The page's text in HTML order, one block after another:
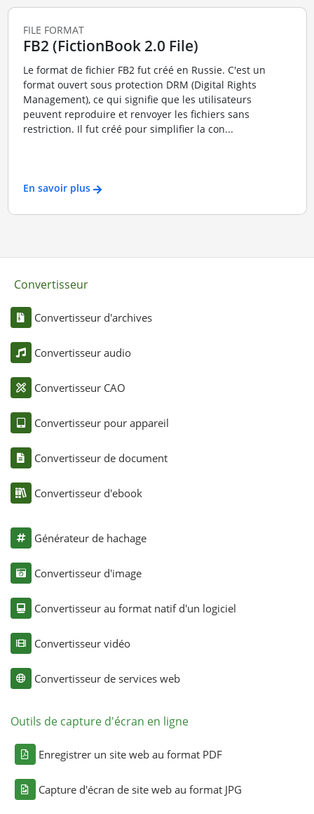
FILE FORMAT
FB2 (FictionBook 2.0 File)
Le format de fichier FB2 fut créé en Russie. C'est un
format ouvert sous protection DRM (Digital Rights
Management), ce qui signifie que les utilisateurs
peuvent reproduire et renvoyer les fichiers sans
restriction. Il fut créé pour simplifier la con...
En savoir plus
Convertisseur
Convertisseur d'archives
Convertisseur audio
Convertisseur CAO
Convertisseur pour appareil
Convertisseur de document
Convertisseur d'ebook
Générateur de hachage
Convertisseur d'image
Convertisseur au format natif d'un logiciel
Convertisseur vidéo
Convertisseur de services web
Outils de capture d'écran en ligne
Enregistrer un site web au format PDF
Capture d'écran de site web au format JPG